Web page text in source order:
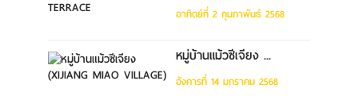
อาทิตย์ที่ 2 กุมภาพันธ์ 2568
หมู่บ้านแม้วซีเจียง ...
อังคารที่ 14 มกราคม 2568